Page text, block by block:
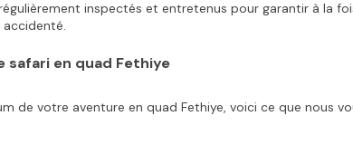
inspectés et entretenus pour garantir à la
safari en quad Fethiye
de votre aventure en quad Fethiye, voici ce que nous